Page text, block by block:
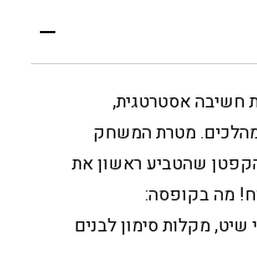
חשיבה אסטרטגית,
מהלכים. מטרת המשחק
שהטביע ראשון את
מה בקופסה:
משחק, 16 כלי שיט, מקלות סימון לבנים